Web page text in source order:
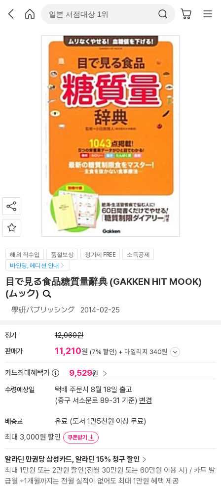
해외 직수입 품절보상 정가제 FREE
소득공제
바인딩, 에디션 안내
目で見る食品糖質量辭典 (GAKKEN HIT MOOK)
(ムック)
學硏パブリッシング 2014-02-25
정가 12,060원
판매가 11,210원 (7% 할인) + 마일리지 340원
카드최대혜택가 9,529원
수령예상일
택배 주문시 8월 18일 출고
(중구 서소문로 89-31 기준) 변경
배송료
유료 (도서 1만5천원 이상 무료)
최대 3,000원 할인
쿠폰받기
알라딘 만권당 삼성카드, 알라딘 15% 청구 할인
최대 1만원 또는 2만원 할인(전월 30만원 또는 60만원 이용 시) / 카드 발
급월 +1개월까지는 전월 실적이 없어도 최대 1만원 혜택 제공